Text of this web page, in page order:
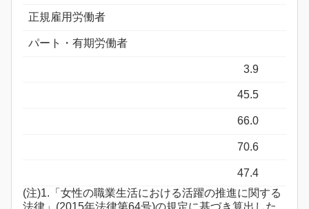
正規雇用労働者
パート・有期労働者
3.9
45.5
66.0
70.6
47.4
(注)1.「女性の職業生活における活躍の推進に関する